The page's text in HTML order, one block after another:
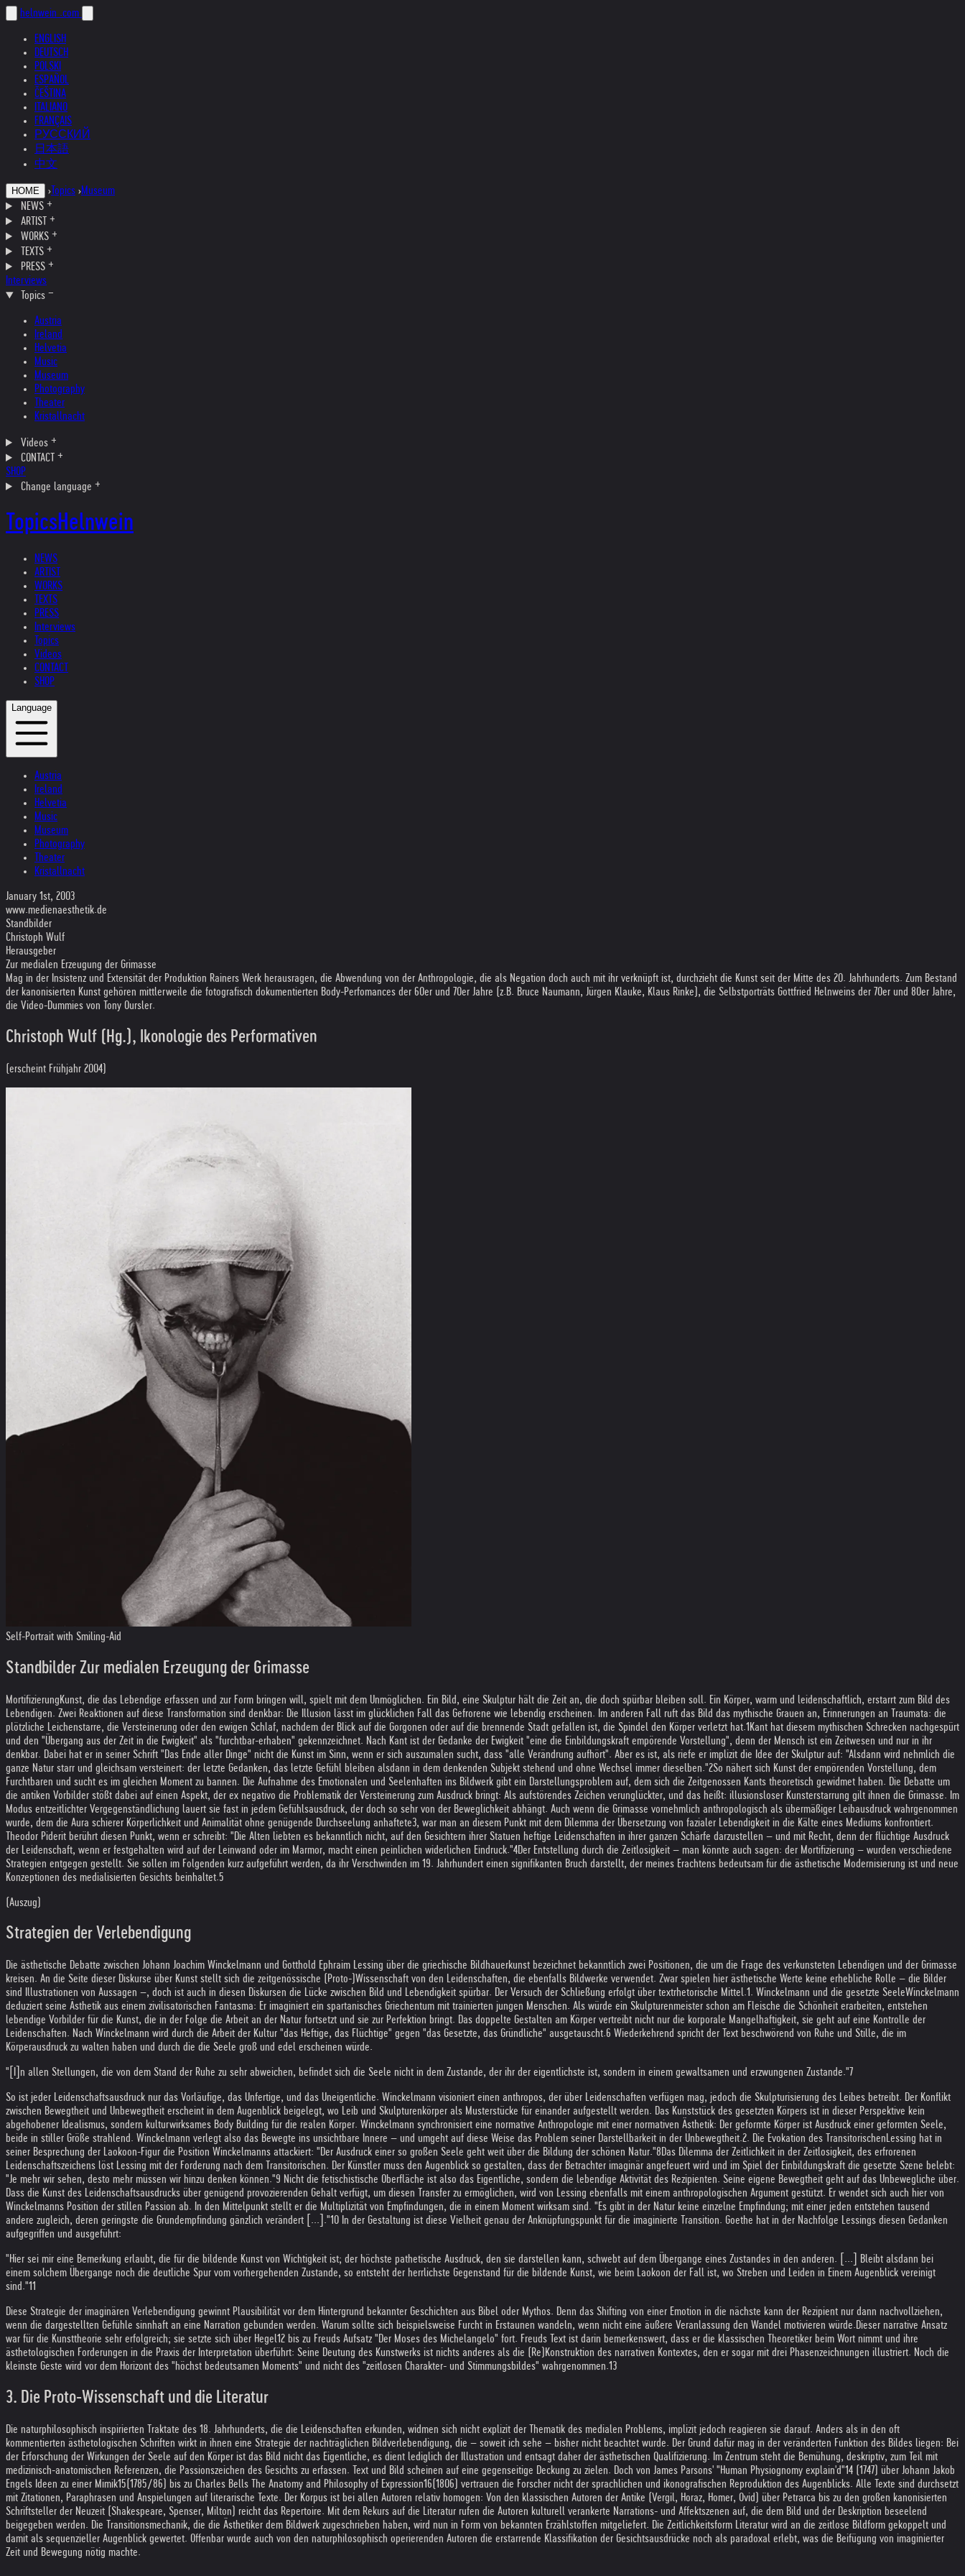
helnwein .com
ENGLISH
DEUTSCH
POLSKI
ESPAÑOL
ČEŠTINA
ITALIANO
FRANÇAIS
РУССКИЙ
日本語
中文
HOME › Topics ›Museum
NEWS
ARTIST
WORKS
TEXTS
PRESS
Interviews
Topics
Austria
Ireland
Helvetia
Music
Museum
Photography
Theater
Kristallnacht
Videos
CONTACT
SHOP
Change language
TopicsHelnwein
NEWS
ARTIST
WORKS
TEXTS
PRESS
Interviews
Topics
Videos
CONTACT
SHOP
Language
Austria
Ireland
Helvetia
Music
Museum
Photography
Theater
Kristallnacht
January 1st, 2003
www.medienaesthetik.de
Standbilder
Christoph Wulf
Herausgeber
Zur medialen Erzeugung der Grimasse
Mag in der Insistenz und Extensität der Produktion Rainers Werk herausragen, die Abwendung von der Anthropologie, die als Negation doch auch mit ihr verknüpft ist, durchzieht die Kunst seit der Mitte des 20. Jahrhunderts. Zum Bestand
der kanonisierten Kunst gehören mittlerweile die fotografisch dokumentierten Body-Perfomances der 60er und 70er Jahre (z.B. Bruce Naumann, Jürgen Klauke, Klaus Rinke), die Selbstporträts Gottfried Helnweins der 70er und 80er Jahre,
die Video-Dummies von Tony Oursler.
Christoph Wulf (Hg.), Ikonologie des Performativen
(erscheint Frühjahr 2004)
Self-Portrait with Smiling-Aid
Standbilder Zur medialen Erzeugung der Grimasse
MortifizierungKunst, die das Lebendige erfassen und zur Form bringen will, spielt mit dem Unmöglichen. Ein Bild, eine Skulptur hält die Zeit an, die doch spürbar bleiben soll. Ein Körper, warm und leidenschaftlich, erstarrt zum Bild des
Lebendigen. Zwei Reaktionen auf diese Transformation sind denkbar: Die Illusion lässt im glücklichen Fall das Gefrorene wie lebendig erscheinen. Im anderen Fall ruft das Bild das mythische Grauen an, Erinnerungen an Traumata: die
plötzliche Leichenstarre, die Versteinerung oder den ewigen Schlaf, nachdem der Blick auf die Gorgonen oder auf die brennende Stadt gefallen ist, die Spindel den Körper verletzt hat.1 Kant hat diesem mythischen Schrecken nachgespürt
und den "Übergang aus der Zeit in die Ewigkeit" als "furchtbar-erhaben" gekennzeichnet. Nach Kant ist der Gedanke der Ewigkeit "eine die Einbildungskraft empörende Vorstellung", denn der Mensch ist ein Zeitwesen und nur in ihr
denkbar. Dabei hat er in seiner Schrift "Das Ende aller Dinge" nicht die Kunst im Sinn, wenn er sich auszumalen sucht, dass "alle Verändrung aufhört". Aber es ist, als riefe er implizit die Idee der Skulptur auf: "Alsdann wird nehmlich die
ganze Natur starr und gleichsam versteinert: der letzte Gedanken, das letzte Gefühl bleiben alsdann in dem denkenden Subjekt stehend und ohne Wechsel immer dieselben."2So nähert sich Kunst der empörenden Vorstellung, dem
Furchtbaren und sucht es im gleichen Moment zu bannen. Die Aufnahme des Emotionalen und Seelenhaften ins Bildwerk gibt ein Darstellungsproblem auf, dem sich die Zeitgenossen Kants theoretisch gewidmet haben. Die Debatte um
die antiken Vorbilder stößt dabei auf einen Aspekt, der ex negativo die Problematik der Versteinerung zum Ausdruck bringt: Als aufstörendes Zeichen verunglückter, und das heißt: illusionsloser Kunsterstarrung gilt ihnen die Grimasse. Im
Modus entzeitlichter Vergegenständlichung lauert sie fast in jedem Gefühlsausdruck, der doch so sehr von der Beweglichkeit abhängt. Auch wenn die Grimasse vornehmlich anthropologisch als übermäßiger Leibausdruck wahrgenommen
wurde, dem die Aura schierer Körperlichkeit und Animalität ohne genügende Durchseelung anhaftete3, war man an diesem Punkt mit dem Dilemma der Übersetzung von fazialer Lebendigkeit in die Kälte eines Mediums konfrontiert.
Theodor Piderit berührt diesen Punkt, wenn er schreibt: "Die Alten liebten es bekanntlich nicht, auf den Gesichtern ihrer Statuen heftige Leidenschaften in ihrer ganzen Schärfe darzustellen – und mit Recht, denn der flüchtige Ausdruck
der Leidenschaft, wenn er festgehalten wird auf der Leinwand oder im Marmor, macht einen peinlichen widerlichen Eindruck."4Der Entstellung durch die Zeitlosigkeit – man könnte auch sagen: der Mortifizierung – wurden verschiedene
Strategien entgegen gestellt. Sie sollen im Folgenden kurz aufgeführt werden, da ihr Verschwinden im 19. Jahrhundert einen signifikanten Bruch darstellt, der meines Erachtens bedeutsam für die ästhetische Modernisierung ist und neue
Konzeptionen des medialisierten Gesichts beinhaltet.5
(Auszug)
Strategien der Verlebendigung
Die ästhetische Debatte zwischen Johann Joachim Winckelmann und Gotthold Ephraim Lessing über die griechische Bildhauerkunst bezeichnet bekanntlich zwei Positionen, die um die Frage des verkunsteten Lebendigen und der Grimasse
kreisen. An die Seite dieser Diskurse über Kunst stellt sich die zeitgenössische (Proto-)Wissenschaft von den Leidenschaften, die ebenfalls Bildwerke verwendet. Zwar spielen hier ästhetische Werte keine erhebliche Rolle – die Bilder
sind Illustrationen von Aussagen –, doch ist auch in diesen Diskursen die Lücke zwischen Bild und Lebendigkeit spürbar. Der Versuch der Schließung erfolgt über textrhetorische Mittel.1. Winckelmann und die gesetzte SeeleWinckelmann
deduziert seine Ästhetik aus einem zivilisatorischen Fantasma: Er imaginiert ein spartanisches Griechentum mit trainierten jungen Menschen. Als würde ein Skulpturenmeister schon am Fleische die Schönheit erarbeiten, entstehen
lebendige Vorbilder für die Kunst, die in der Folge die Arbeit an der Natur fortsetzt und sie zur Perfektion bringt. Das doppelte Gestalten am Körper vertreibt nicht nur die korporale Mangelhaftigkeit, sie geht auf eine Kontrolle der
Leidenschaften. Nach Winckelmann wird durch die Arbeit der Kultur "das Heftige, das Flüchtige" gegen "das Gesetzte, das Gründliche" ausgetauscht.6 Wiederkehrend spricht der Text beschwörend von Ruhe und Stille, die im
Körperausdruck zu walten haben und durch die die Seele groß und edel erscheinen würde.
"[I]n allen Stellungen, die von dem Stand der Ruhe zu sehr abweichen, befindet sich die Seele nicht in dem Zustande, der ihr der eigentlichste ist, sondern in einem gewaltsamen und erzwungenen Zustande."7
So ist jeder Leidenschaftsausdruck nur das Vorläufige, das Unfertige, und das Uneigentliche. Winckelmann visioniert einen anthropos, der über Leidenschaften verfügen mag, jedoch die Skulpturisierung des Leibes betreibt. Der Konflikt
zwischen Bewegtheit und Unbewegtheit erscheint in dem Augenblick beigelegt, wo Leib und Skulpturenkörper als Musterstücke für einander aufgestellt werden. Das Kunststück des gesetzten Körpers ist in dieser Perspektive kein
abgehobener Idealismus, sondern kulturwirksames Body Building für die realen Körper. Winckelmann synchronisiert eine normative Anthropologie mit einer normativen Ästhetik: Der geformte Körper ist Ausdruck einer geformten Seele,
beide in stiller Größe strahlend. Winckelmann verlegt also das Bewegte ins unsichtbare Innere – und umgeht auf diese Weise das Problem seiner Darstellbarkeit in der Unbewegtheit.2. Die Evokation des TransitorischenLessing hat in
seiner Besprechung der Laokoon-Figur die Position Winckelmanns attackiert: "Der Ausdruck einer so großen Seele geht weit über die Bildung der schönen Natur."8Das Dilemma der Zeitlichkeit in der Zeitlosigkeit, des erfrorenen
Leidenschaftszeichens löst Lessing mit der Forderung nach dem Transitorischen. Der Künstler muss den Augenblick so gestalten, dass der Betrachter imaginär angefeuert wird und im Spiel der Einbildungskraft die gesetzte Szene belebt:
"Je mehr wir sehen, desto mehr müssen wir hinzu denken können."9 Nicht die fetischistische Oberfläche ist also das Eigentliche, sondern die lebendige Aktivität des Rezipienten. Seine eigene Bewegtheit geht auf das Unbewegliche über.
Dass die Kunst des Leidenschaftsausdrucks über genügend provozierenden Gehalt verfügt, um diesen Transfer zu ermöglichen, wird von Lessing ebenfalls mit einem anthropologischen Argument gestützt. Er wendet sich auch hier von
Winckelmanns Position der stillen Passion ab. In den Mittelpunkt stellt er die Multiplizität von Empfindungen, die in einem Moment wirksam sind. "Es gibt in der Natur keine einzelne Empfindung; mit einer jeden entstehen tausend
andere zugleich, deren geringste die Grundempfindung gänzlich verändert [...]."10 In der Gestaltung ist diese Vielheit genau der Anknüpfungspunkt für die imaginierte Transition. Goethe hat in der Nachfolge Lessings diesen Gedanken
aufgegriffen und ausgeführt:
"Hier sei mir eine Bemerkung erlaubt, die für die bildende Kunst von Wichtigkeit ist; der höchste pathetische Ausdruck, den sie darstellen kann, schwebt auf dem Übergange eines Zustandes in den anderen. [...] Bleibt alsdann bei
einem solchem Übergange noch die deutliche Spur vom vorhergehenden Zustande, so entsteht der herrlichste Gegenstand für die bildende Kunst, wie beim Laokoon der Fall ist, wo Streben und Leiden in Einem Augenblick vereinigt
sind."11
Diese Strategie der imaginären Verlebendigung gewinnt Plausibilität vor dem Hintergrund bekannter Geschichten aus Bibel oder Mythos. Denn das Shifting von einer Emotion in die nächste kann der Rezipient nur dann nachvollziehen,
wenn die dargestellten Gefühle sinnhaft an eine Narration gebunden werden. Warum sollte sich beispielsweise Furcht in Erstaunen wandeln, wenn nicht eine äußere Veranlassung den Wandel motivieren würde.Dieser narrative Ansatz
war für die Kunsttheorie sehr erfolgreich; sie setzte sich über Hegel12 bis zu Freuds Aufsatz "Der Moses des Michelangelo" fort. Freuds Text ist darin bemerkenswert, dass er die klassischen Theoretiker beim Wort nimmt und ihre
ästhetologischen Forderungen in die Praxis der Interpretation überführt: Seine Deutung des Kunstwerks ist nichts anderes als die (Re)Konstruktion des narrativen Kontextes, den er sogar mit drei Phasenzeichnungen illustriert. Noch die
kleinste Geste wird vor dem Horizont des "höchst bedeutsamen Moments" und nicht des "zeitlosen Charakter- und Stimmungsbildes" wahrgenommen.13
3. Die Proto-Wissenschaft und die Literatur
Die naturphilosophisch inspirierten Traktate des 18. Jahrhunderts, die die Leidenschaften erkunden, widmen sich nicht explizit der Thematik des medialen Problems, implizit jedoch reagieren sie darauf. Anders als in den oft
kommentierten ästhetologischen Schriften wirkt in ihnen eine Strategie der nachträglichen Bildverlebendigung, die – soweit ich sehe – bisher nicht beachtet wurde. Der Grund dafür mag in der veränderten Funktion des Bildes liegen: Bei
der Erforschung der Wirkungen der Seele auf den Körper ist das Bild nicht das Eigentliche, es dient lediglich der Illustration und entsagt daher der ästhetischen Qualifizierung. Im Zentrum steht die Bemühung, deskriptiv, zum Teil mit
medizinisch-anatomischen Referenzen, die Passionszeichen des Gesichts zu erfassen. Text und Bild scheinen auf eine gegenseitige Deckung zu zielen. Doch von James Parsons' "Human Physiognomy explain'd"14 (1747) über Johann Jakob
Engels Ideen zu einer Mimik15(1785/86) bis zu Charles Bells The Anatomy and Philosophy of Expression16(1806) vertrauen die Forscher nicht der sprachlichen und ikonografischen Reproduktion des Augenblicks. Alle Texte sind durchsetzt
mit Zitationen, Paraphrasen und Anspielungen auf literarische Texte. Der Korpus ist bei allen Autoren relativ homogen: Von den klassischen Autoren der Antike (Vergil, Horaz, Homer, Ovid) über Petrarca bis zu den großen kanonisierten
Schriftsteller der Neuzeit (Shakespeare, Spenser, Milton) reicht das Repertoire. Mit dem Rekurs auf die Literatur rufen die Autoren kulturell verankerte Narrations- und Affektszenen auf, die dem Bild und der Deskription beseelend
beigegeben werden. Die Transitionsmechanik, die die Ästhetiker dem Bildwerk zugeschrieben haben, wird nun in Form von bekannten Erzählstoffen mitgeliefert. Die Zeitlichkeitsform Literatur wird an die zeitlose Bildform gekoppelt und
damit als sequenzieller Augenblick gewertet. Offenbar wurde auch von den naturphilosophisch operierenden Autoren die erstarrende Klassifikation der Gesichtsausdrücke noch als paradoxal erlebt, was die Beifügung von imaginierter
Zeit und Bewegung nötig machte.